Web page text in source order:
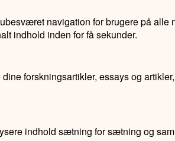
navigation for brugere på alle
indhold inden for få sekunder.
forskningsartikler, essays og
indhold sætning for sætning og